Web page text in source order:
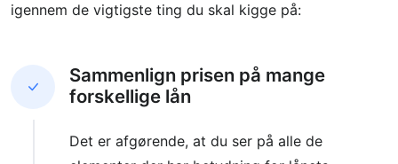
igennem de vigtigste ting du skal kigge på:
Sammenlign prisen på mange
forskellige lån
Det er afgørende, at du ser på alle de